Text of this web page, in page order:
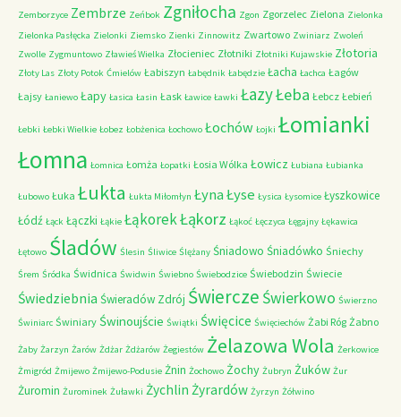
Zemborzyce Zembrze Zeńbok Zgniłocha Zgon Zgorzelec Zielona Zielonka
Zielonka Pasłęcka Zielonki Ziemsko Zienki Zinnowitz Zwartowo Zwiniarz Zwoleń
Zwolle Zygmuntowo Zławieś Wielka Złocieniec Złotniki Złotniki Kujawskie Złotoria
Złoty Las Złoty Potok Ćmielów Łabiszyn Łabędnik Łabędzie Łacha Łachca Łagów
Łajsy Łaniewo Łapy Łasica Łasin Łask Ławice Ławki ŁazyŁeba Łebcz Łebień
Łebki Łebki Wielkie Łobez Łobżenica Łochowo Łochów Łojki Łomianki
Łomna Łomnica Łomża Łopatki Łosia Wólka Łowicz Łubiana Łubianka
Łubowo Łuka Łukta Łukta Miłomłyn ŁynaŁyse Łysica Łysomice Łyszkowice
Łódź Łąck Łączki Łąkie ŁąkorekŁąkorz Łąkoć Łęczyca Łęgajny Łękawica
Łętowo Śladów Ślesin Śliwice Ślężany Śniadowo Śniadówko Śniechy
Śrem Śródka Świdnica Świdwin Świebno Świebodzice Świebodzin Świecie
Świedziebnia Świeradów Zdrój Świercze Świerkowo Świerzno
Świniarc Świniary Świnoujście Świątki Święcice Święciechów Żabi Róg Żabno
Żaby Żarzyn Żarów Żdżar Żdżarów Żegiestów Żelazowa Wola Żerkowice
Żmigród Żmijewo Żmijewo-Podusie Żnin Żochowo Żochy Żubryn Żuków Żur
Żuromin Żurominek Żuławki Żychlin Żyrardów Żyrzyn Żółwino